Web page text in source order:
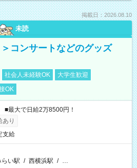
掲載日：2026.08.10
未読
コンサートなどのグッズ
社会人未経験OK
大学生歓迎
OK
最大で日給2万8500円！
あり
支給
い駅 / 西横浜駅 / …